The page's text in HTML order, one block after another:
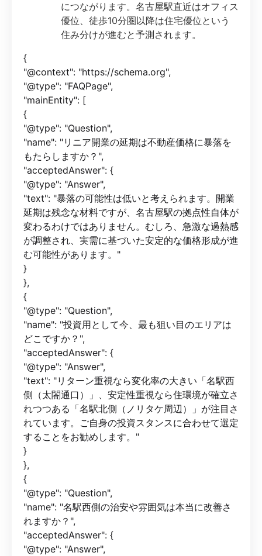
につながります。名古屋駅直近はオフィス
優位、徒歩10分圏以降は住宅優位という
住み分けが進むと予測されます。
{
"@context": "https://schema.org",
"@type": "FAQPage",
"mainEntity": [
{
"@type": "Question",
"name": "リニア開業の延期は不動産価格に暴落を
もたらしますか？",
"acceptedAnswer": {
"@type": "Answer",
"text": "暴落の可能性は低いと考えられます。開業
延期は残念な材料ですが、名古屋駅の拠点性自体が
変わるわけではありません。むしろ、急激な過熱感
が調整され、実需に基づいた安定的な価格形成が進
む可能性があります。"
}
},
{
"@type": "Question",
"name": "投資用として今、最も狙い目のエリアは
どこですか？",
"acceptedAnswer": {
"@type": "Answer",
"text": "リターン重視なら変化率の大きい「名駅西
側（太閤通口）」、安定性重視なら住環境が確立さ
れつつある「名駅北側（ノリタケ周辺）」が注目さ
れています。ご自身の投資スタンスに合わせて選定
することをお勧めします。"
}
},
{
"@type": "Question",
"name": "名駅西側の治安や雰囲気は本当に改善さ
れますか？",
"acceptedAnswer": {
"@type": "Answer",